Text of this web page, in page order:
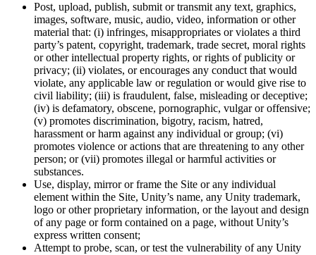
Post, upload, publish, submit or transmit any text, graphics,
images, software, music, audio, video, information or other
material that: (i) infringes, misappropriates or violates a third
party’s patent, copyright, trademark, trade secret, moral rights
or other intellectual property rights, or rights of publicity or
privacy; (ii) violates, or encourages any conduct that would
violate, any applicable law or regulation or would give rise to
civil liability; (iii) is fraudulent, false, misleading or deceptive;
(iv) is defamatory, obscene, pornographic, vulgar or offensive;
(v) promotes discrimination, bigotry, racism, hatred,
harassment or harm against any individual or group; (vi)
promotes violence or actions that are threatening to any other
person; or (vii) promotes illegal or harmful activities or
substances.
Use, display, mirror or frame the Site or any individual
element within the Site, Unity’s name, any Unity trademark,
logo or other proprietary information, or the layout and design
of any page or form contained on a page, without Unity’s
express written consent;
Attempt to probe, scan, or test the vulnerability of any Unity